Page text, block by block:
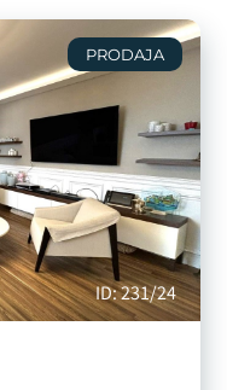
ID: 231/24
PRODAJA